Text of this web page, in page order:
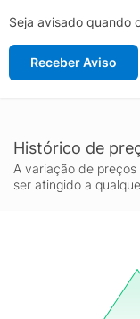
Seja avisado quando
Receber Aviso
Histórico de
A variação de
ser atingido a